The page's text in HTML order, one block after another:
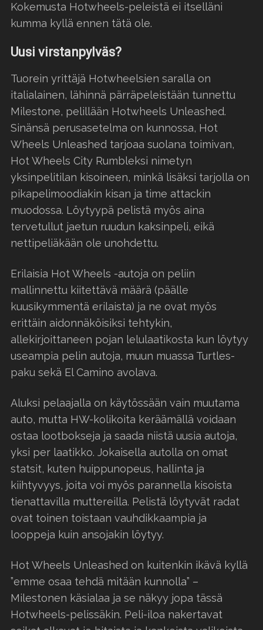
Kokemusta Hotwheels-peleistä ei itselläni
kumma kyllä ennen tätä ole.
Uusi virstanpylväs?
Tuorein yrittäjä Hotwheelsien saralla on
italialainen, lähinnä pärräpeleistään tunnettu
Milestone, pelillään Hotwheels Unleashed.
Sinänsä perusasetelma on kunnossa, Hot
Wheels Unleashed tarjoaa suolana toimivan,
Hot Wheels City Rumbleksi nimetyn
yksinpelitilan kisoineen, minkä lisäksi tarjolla on
pikapelimoodiakin kisan ja time attackin
muodossa. Löytyypä pelistä myös aina
tervetullut jaetun ruudun kaksinpeli, eikä
nettipeliäkään ole unohdettu.
Erilaisia Hot Wheels -autoja on peliin
mallinnettu kiitettävä määrä (päälle
kuusikymmentä erilaista) ja ne ovat myös
erittäin aidonnäköisiksi tehtykin,
allekirjoittaneen pojan lelulaatikosta kun löytyy
useampia pelin autoja, muun muassa Turtles-
paku sekä El Camino avolava.
Aluksi pelaajalla on käytössään vain muutama
auto, mutta HW-kolikoita keräämällä voidaan
ostaa lootbokseja ja saada niistä uusia autoja,
yksi per laatikko. Jokaisella autolla on omat
statsit, kuten huippunopeus, hallinta ja
kiihtyvyys, joita voi myös parannella kisoista
tienattavilla muttereilla. Pelistä löytyvät radat
ovat toinen toistaan vauhdikkaampia ja
looppeja kuin ansojakin löytyy.
Hot Wheels Unleashed on kuitenkin ikävä kyllä
”emme osaa tehdä mitään kunnolla” –
Milestonen käsialaa ja se näkyy jopa tässä
Hotwheels-pelissäkin. Peli-iloa nakertavat